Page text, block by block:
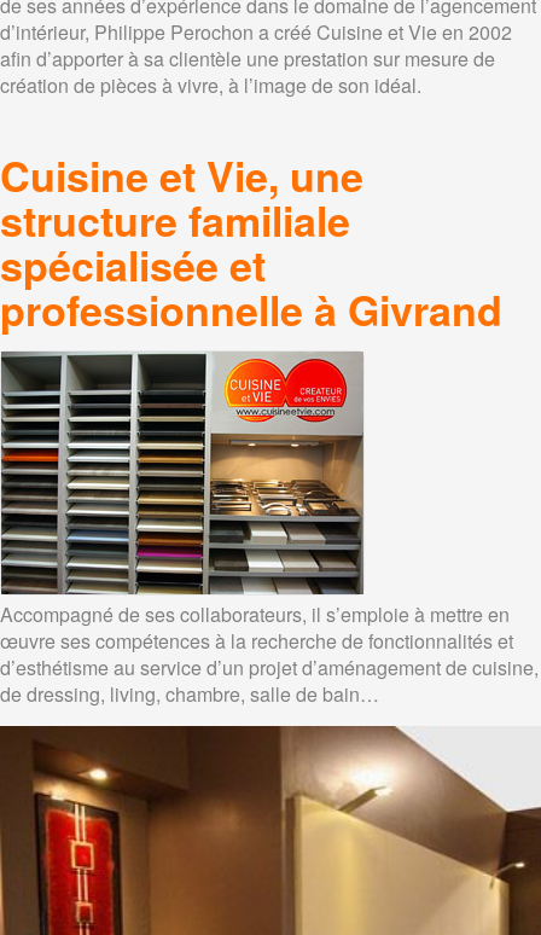
d’intérieur, Philippe Perochon a créé Cuisine et Vie en 2002
afin d’apporter à sa clientèle une prestation sur mesure de
création de pièces à vivre, à l’image de son idéal.
Cuisine et Vie, une
structure familiale
spécialisée et
professionnelle à Givrand
Accompagné de ses collaborateurs, il s’emploie à mettre en
œuvre ses compétences à la recherche de fonctionnalités et
d’esthétisme au service d’un projet d’aménagement de cuisine,
de dressing, living, chambre, salle de bain…